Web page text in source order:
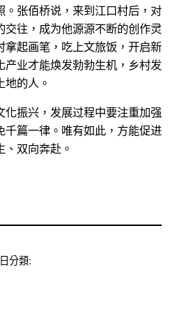
。张佰桥说，来到江口村后，对
交往，成为他源源不断的创作灵
拿起画笔，吃上文旅饭，开启新
产业才能焕发勃勃生机，乡村发
地的人。
化振兴，发展过程中要注重加强
千篇一律。唯有如此，方能促进
双向奔赴。
分類: